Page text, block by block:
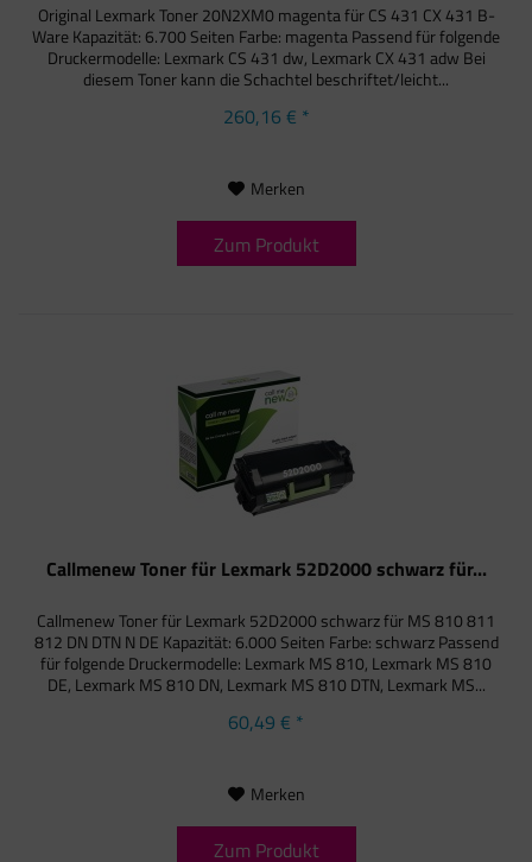
Original Lexmark Toner 20N2XM0 magenta für CS 431 CX 431 B-
Ware Kapazität: 6.700 Seiten Farbe: magenta Passend für folgende
Druckermodelle: Lexmark CS 431 dw, Lexmark CX 431 adw Bei
diesem Toner kann die Schachtel beschriftet/leicht...
260,16 € *
Merken
Zum Produkt
Callmenew Toner für Lexmark 52D2000 schwarz für...
Callmenew Toner für Lexmark 52D2000 schwarz für MS 810 811
812 DN DTN N DE Kapazität: 6.000 Seiten Farbe: schwarz Passend
für folgende Druckermodelle: Lexmark MS 810, Lexmark MS 810
DE, Lexmark MS 810 DN, Lexmark MS 810 DTN, Lexmark MS...
60,49 € *
Merken
Zum Produkt